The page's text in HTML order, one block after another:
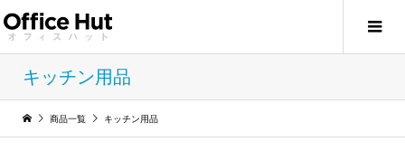
キッチン用品
商品一覧 キッチン用品